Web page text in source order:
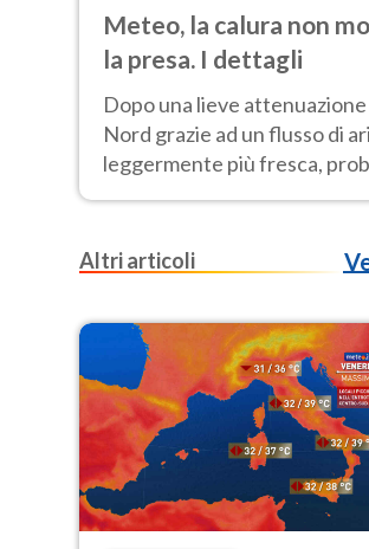
Meteo, la calura non
la presa. I dettagli
Dopo una lieve attenuazione
Nord grazie ad un flusso di
leggermente più fresca,
nuovo rinforzo
Altri articoli